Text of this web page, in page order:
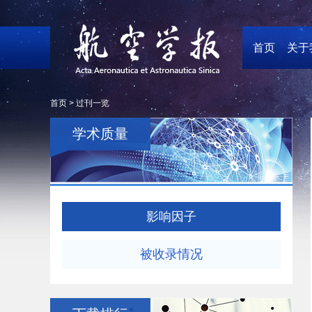
首页 关于
首页 > 过刊一览
学术质量
影响因子
被收录情况